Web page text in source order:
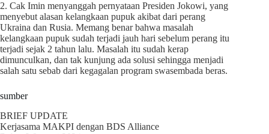
2. Cak Imin menyanggah pernyataan Presiden Jokowi, yang
menyebut alasan kelangkaan pupuk akibat dari perang
Ukraina dan Rusia. Memang benar bahwa masalah
kelangkaan pupuk sudah terjadi jauh hari sebelum perang itu
terjadi sejak 2 tahun lalu. Masalah itu sudah kerap
dimunculkan, dan tak kunjung ada solusi sehingga menjadi
salah satu sebab dari kegagalan program swasembada beras.
sumber
BRIEF UPDATE
Kerjasama MAKPI dengan BDS Alliance